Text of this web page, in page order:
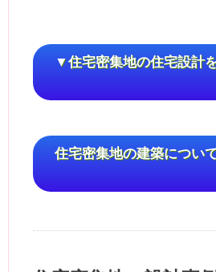
▼住宅密集地の住宅設計
住宅密集地の建築につい